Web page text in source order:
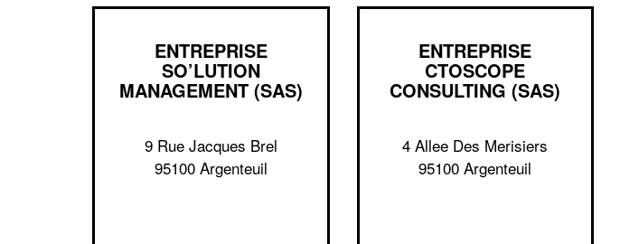
ENTREPRISE
SO’LUTION
MANAGEMENT (SAS)
9 Rue Jacques Brel
95100 Argenteuil
ENTREPRISE
CTOSCOPE
CONSULTING (SAS)
4 Allee Des Merisiers
95100 Argenteuil